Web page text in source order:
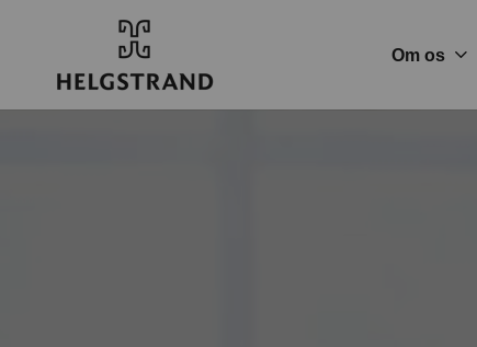
Om os